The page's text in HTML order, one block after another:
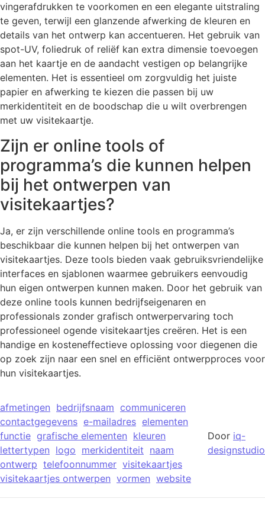
vingerafdrukken te voorkomen en een elegante uitstraling
te geven, terwijl een glanzende afwerking de kleuren en
details van het ontwerp kan accentueren. Het gebruik van
spot-UV, foliedruk of reliëf kan extra dimensie toevoegen
aan het kaartje en de aandacht vestigen op belangrijke
elementen. Het is essentieel om zorgvuldig het juiste
papier en afwerking te kiezen die passen bij uw
merkidentiteit en de boodschap die u wilt overbrengen
met uw visitekaartje.
Zijn er online tools of
programma’s die kunnen helpen
bij het ontwerpen van
visitekaartjes?
Ja, er zijn verschillende online tools en programma’s
beschikbaar die kunnen helpen bij het ontwerpen van
visitekaartjes. Deze tools bieden vaak gebruiksvriendelijke
interfaces en sjablonen waarmee gebruikers eenvoudig
hun eigen ontwerpen kunnen maken. Door het gebruik van
deze online tools kunnen bedrijfseigenaren en
professionals zonder grafisch ontwerpervaring toch
professioneel ogende visitekaartjes creëren. Het is een
handige en kosteneffectieve oplossing voor diegenen die
op zoek zijn naar een snel en efficiënt ontwerpproces voor
hun visitekaartjes.
afmetingen bedrijfsnaam communiceren
contactgegevens e-mailadres elementen
functie grafische elementen kleuren
lettertypen logo merkidentiteit naam
ontwerp telefoonnummer visitekaartjes
visitekaartjes ontwerpen vormen website
Door iq-
designstudio